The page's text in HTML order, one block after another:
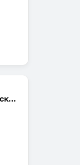
SutkiVIP (СуткиВИП) на улице Новоказанская 6г